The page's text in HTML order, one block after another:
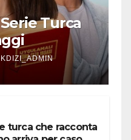
Turca
turca che racconta